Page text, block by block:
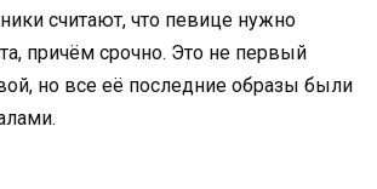
считают, что певице нужно
причём срочно. Это не первый
но все её последние образы были